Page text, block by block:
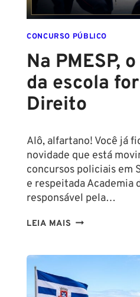
CONCURSO
POLICIAL:
CONCURSO PÚBLICO
Na PMESP,
da escola
Direito
Alô, alfartano! Você já
novidade que está
concursos policiais em
e respeitada Academia
responsável pela…
LEIA MAIS NA
SAI
DA